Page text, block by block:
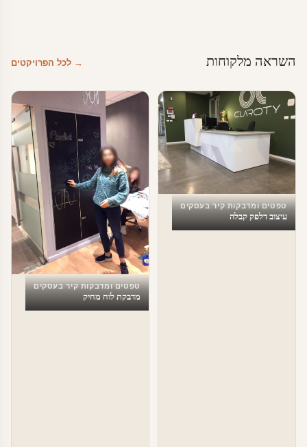
השראה מלקוחות → לכל הפרויקטים
טפטים ומדבקות קיר בעסקים
עיצוב דלפק קבלה
טפטים ומדבקות קיר בעסקים
מדבקת לוח מחיק